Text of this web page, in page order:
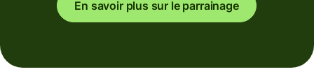
En savoir plus sur le parrainage